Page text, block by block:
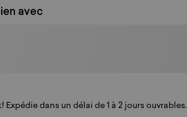
avec
Expédie dans un délai de 1 à 2 jours ouvrables.